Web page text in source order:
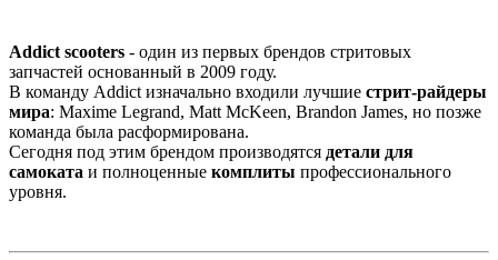
Addict scooters - один из первых брендов стритовых
запчастей основанный в 2009 году.
В команду Addict изначально входили лучшие стрит-райдеры
мира: Maxime Legrand, Matt McKeen, Brandon James, но позже
команда была расформирована.
Сегодня под этим брендом производятся детали для
самоката и полноценные комплиты профессионального
уровня.